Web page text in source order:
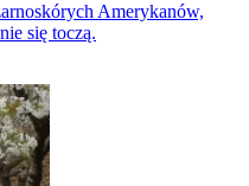
Amerykanów,
się toczą.